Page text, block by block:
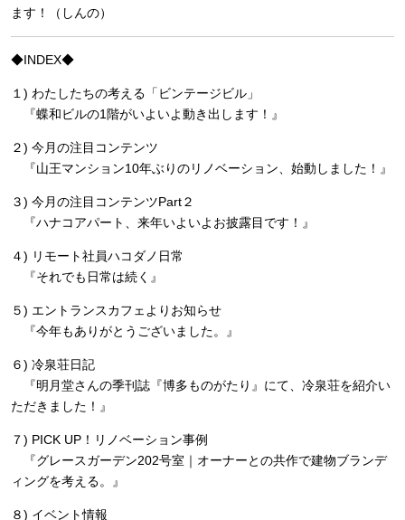
ます！（しんの）
◆INDEX◆
１) わたしたちの考える「ビンテージビル」
『蝶和ビルの1階がいよいよ動き出します！』
２) 今月の注目コンテンツ
『山王マンション10年ぶりのリノベーション、始動しました！』
３) 今月の注目コンテンツPart２
『ハナコアパート、来年いよいよお披露目です！』
４) リモート社員ハコダノ日常
『それでも日常は続く』
５) エントランスカフェよりお知らせ
『今年もありがとうございました。』
６) 冷泉荘日記
『明月堂さんの季刊誌『博多ものがたり』にて、冷泉荘を紹介い
ただきました！』
７) PICK UP！リノベーション事例
『グレースガーデン202号室｜オーナーとの共作で建物ブランデ
ィングを考える。』
８) イベント情報